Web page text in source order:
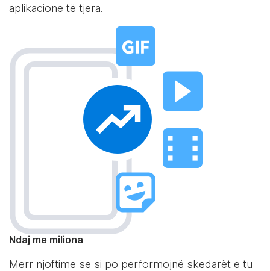
aplikacione të tjera.
Ndaj me miliona
Merr njoftime se si po performojnë skedarët e tu